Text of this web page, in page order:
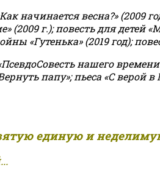
начинается весна?» (2009
(2009 г.); повесть для
«Гутенька» (2019 год);
нашего
папу»; пьеса «С верой в
единую и